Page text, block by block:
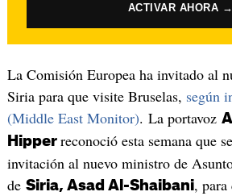
ACTIVAR AHORA →
La Comisión Europea ha invitado al
Siria para que visite Bruselas, según
(Middle East Monitor). La portavoz
Hipper reconoció esta semana que
invitación al nuevo ministro de
de Siria, Asad Al-Shaibani, para